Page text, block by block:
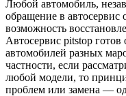
Любой автомобиль,
обращение в автосервис
возможность
Автосервис pitstop
автомобилей разных
частности, если
любой модели, то
проблем или замена —